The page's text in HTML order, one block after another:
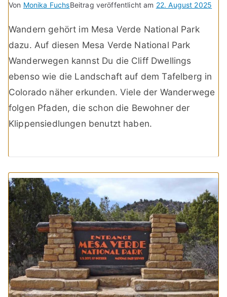
Von Monika FuchsBeitrag veröffentlicht am 22. August 2025
Wandern gehört im Mesa Verde National Park
dazu. Auf diesen Mesa Verde National Park
Wanderwegen kannst Du die Cliff Dwellings
ebenso wie die Landschaft auf dem Tafelberg in
Colorado näher erkunden. Viele der Wanderwege
folgen Pfaden, die schon die Bewohner der
Klippensiedlungen benutzt haben.